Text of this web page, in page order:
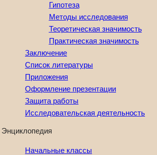
Гипотеза
Методы исследования
Теоретическая значимость
Практическая значимость
Заключение
Список литературы
Приложения
Оформление презентации
Защита работы
Исследовательская деятельность
Энциклопедия
Начальные классы